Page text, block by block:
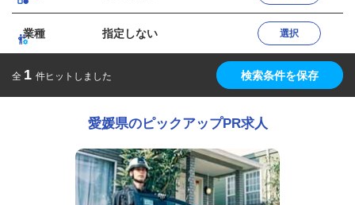
業種 指定しない 選択
全 1 件ヒットしました 検索条件を保存
愛媛県のピックアップPR求人